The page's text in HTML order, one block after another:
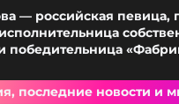
— российская певица,
победительница
последние новости и